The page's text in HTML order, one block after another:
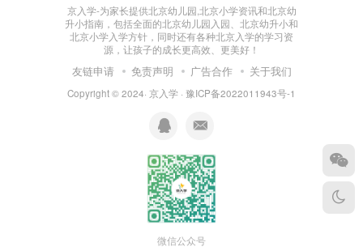
京入学-为家长提供北京幼儿园,北京小学资讯和北京幼
升小指南，包括全面的北京幼儿园入园、北京幼升小和
北京小学入学方针，同时还有各种北京入学的学习资
源，让孩子的成长更高效、更美好！
友链申请 免责声明 广告合作 关于我们
Copyright © 2024· 京入学 · 豫ICP备2022011943号-1
微信公众号